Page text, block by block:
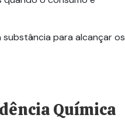
para alcançar os
Química